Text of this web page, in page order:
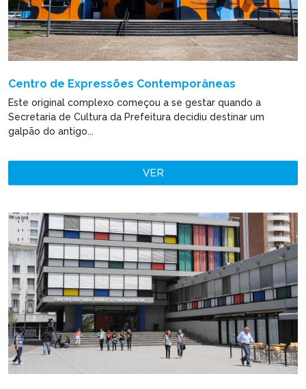
Centro de Expressões Contemporâneas
Este original complexo começou a se gestar quando a
Secretaria de Cultura da Prefeitura decidiu destinar um
galpão do antigo...
VER